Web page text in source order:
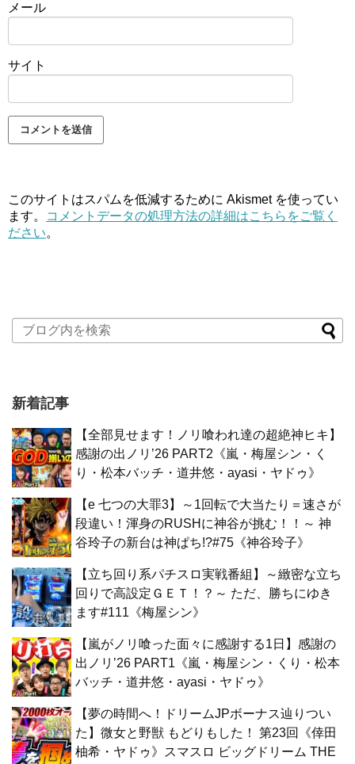
メール
サイト
このサイトはスパムを低減するために Akismet を使ってい
ます。
コメントデータの処理方法の詳細はこちらをご覧く
ださい。
新着記事
【全部見せます！ノリ喰われ達の超絶神ヒキ】
感謝の出ノリ’26 PART2《嵐・梅屋シン・く
り・松本バッチ・道井悠・ayasi・ヤドゥ》
【e 七つの大罪3】～1回転で大当たり＝速さが
段違い！渾身のRUSHに神谷が挑む！！～ 神
谷玲子の新台は神ぱち!?#75《神谷玲子》
【立ち回り系パチスロ実戦番組】～緻密な立ち
回りで高設定ＧＥＴ！？～ ただ、勝ちにゆき
ます#111《梅屋シン》
【嵐がノリ喰った面々に感謝する1日】感謝の
出ノリ’26 PART1《嵐・梅屋シン・くり・松本
バッチ・道井悠・ayasi・ヤドゥ》
【夢の時間へ！ドリームJPボーナス辿りつい
た】微女と野獣 もどりもした！ 第23回《倖田
柚希・ヤドゥ》スマスロ ビッグドリーム THE